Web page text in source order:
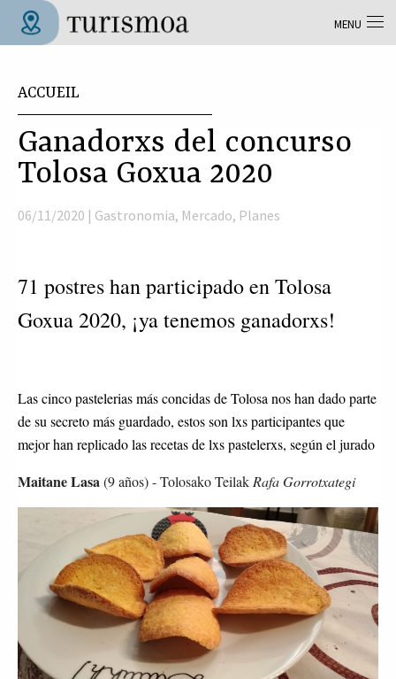
Aller au contenu principal
ACCUEIL
Ganadorxs del concurso
Tolosa Goxua 2020
06/11/2020 | Gastronomia, Mercado, Planes
71 postres han participado en Tolosa
Goxua 2020, ¡ya tenemos ganadorxs!
Las cinco pastelerias más concidas de Tolosa nos han dado parte
de su secreto más guardado, estos son lxs participantes que
mejor han replicado las recetas de lxs pastelerxs, según el jurado
Maitane Lasa (9 años) - Tolosako Teilak Rafa Gorrotxategi
MENU